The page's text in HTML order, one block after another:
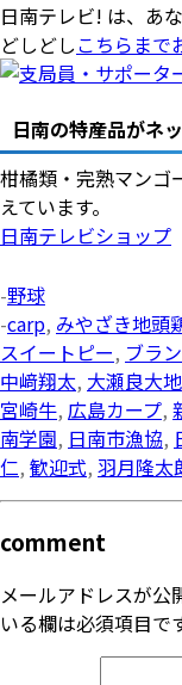
日南テレビ! は、あ
どしどしこちらまで
日南の特産品がネ
柑橘類・完熟マンゴ
えています。
日南テレビショップ
-野球
-carp, みやざき地頭
スイートピー, ブラ
中﨑翔太, 大瀬良大地
宮崎牛, 広島カープ,
南学園, 日南市漁協,
仁, 歓迎式, 羽月隆太
comment
メールアドレスが公
いる欄は必須項目で